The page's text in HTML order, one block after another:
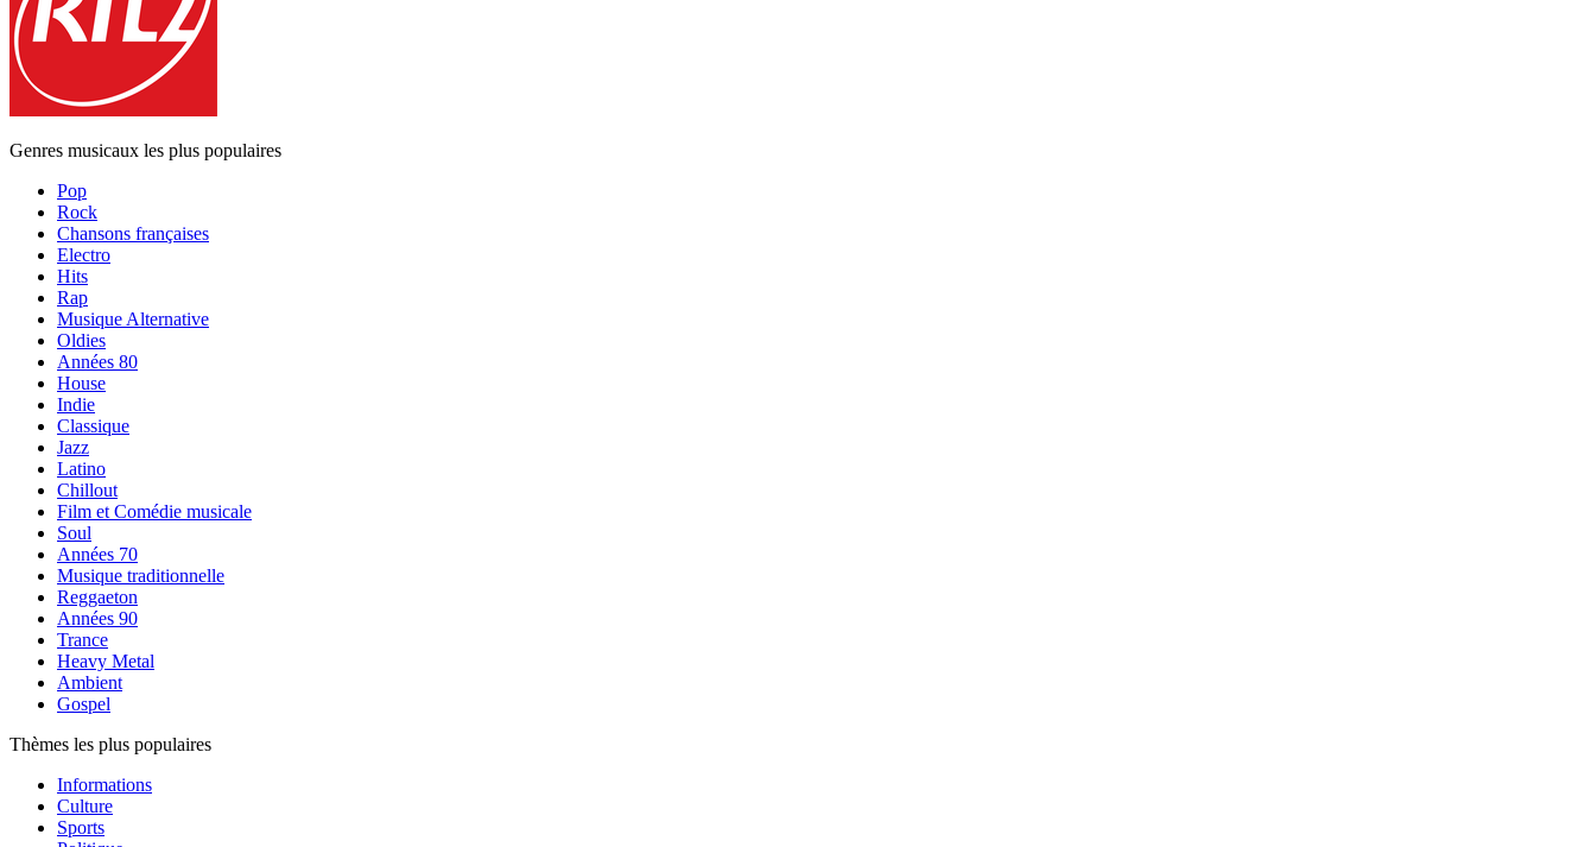
Genres musicaux les plus populaires
Pop
Rock
Chansons françaises
Electro
Hits
Rap
Musique Alternative
Oldies
Années 80
House
Indie
Classique
Jazz
Latino
Chillout
Film et Comédie musicale
Soul
Années 70
Musique traditionnelle
Reggaeton
Années 90
Trance
Heavy Metal
Ambient
Gospel
Thèmes les plus populaires
Informations
Culture
Sports